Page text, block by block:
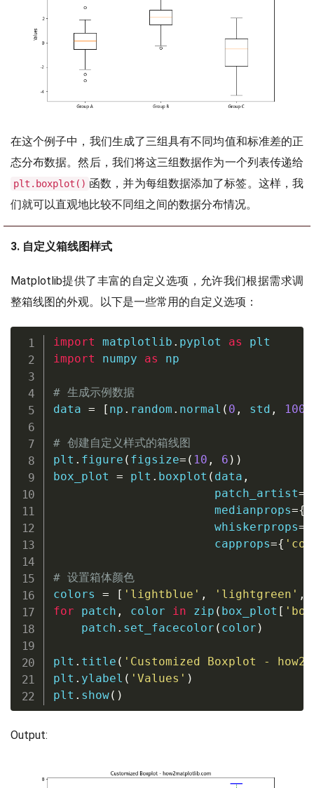
在这个例子中，我们生成了三组具有不同均值和标准差的正
态分布数据。然后，我们将这三组数据作为一个列表传递给
plt.boxplot() 函数，并为每组数据添加了标签。这样，我
们就可以直观地比较不同组之间的数据分布情况。
3. 自定义箱线图样式
Matplotlib提供了丰富的自定义选项，允许我们根据需求调
整箱线图的外观。以下是一些常用的自定义选项：
import matplotlib . pyplot as
import numpy as np
# 生成示例数据
data = [ np . random . normal ( 0 , std , 100
# 创建自定义样式的箱线图
plt . figure ( figsize= ( 10 , 6 ) )
box_plot = plt . boxplot ( data ,
                       patch_artist
=
                       medianprops
={
                       whiskerprops
=
                       capprops
={
# 设置箱体颜色
colors = [ 'lightblue' , 'lightgreen' ,
for patch , color in zip ( box_plot [
    patch
. set_facecolor ( color )
plt . title ( 'Customized Boxplot -
plt . ylabel ( 'Values' )
plt . show( )
Output: